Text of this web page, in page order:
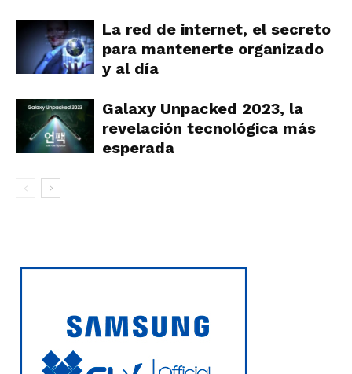
La red de internet, el secreto
para mantenerte organizado
y al día
Galaxy Unpacked 2023, la
revelación tecnológica más
esperada